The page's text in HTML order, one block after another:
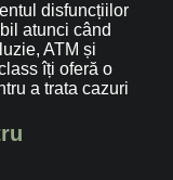
disfuncțiilor
atunci când
ATM și
îți oferă o
a trata cazuri